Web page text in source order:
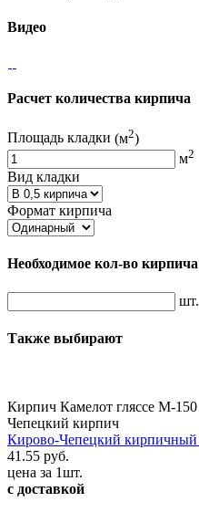
Видео
Расчет количества кирпича
Площадь кладки (м2)
м2
Вид кладки
Формат кирпича
Необходимое кол-во кирпича
шт.
Также выбирают
Кирпич Камелот гляссе М-
Чепецкий кирпич
Кирово-Чепецкий кирпичный
41.55 руб.
цена за 1шт.
с доставкой